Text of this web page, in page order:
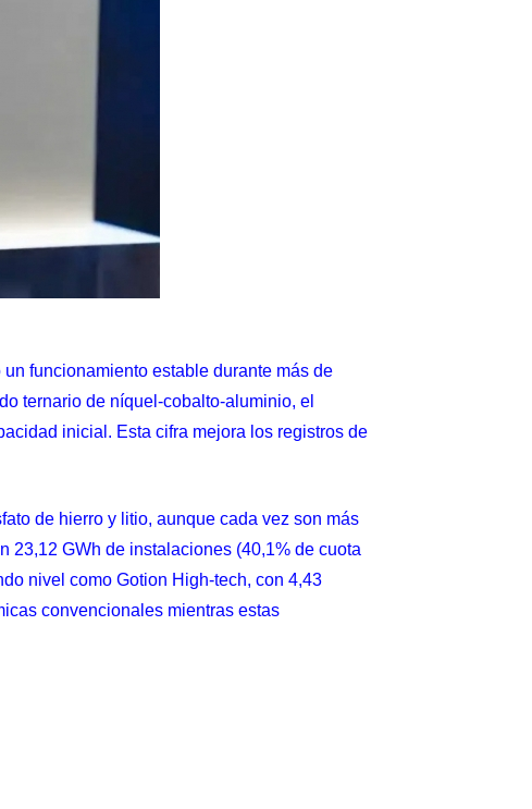
funcionamiento estable durante más de
ternario de níquel-cobalto-aluminio, el
inicial. Esta cifra mejora los registros de
de hierro y litio, aunque cada vez son más
23,12 GWh de instalaciones (40,1% de cuota
nivel como Gotion High-tech, con 4,43
convencionales mientras estas